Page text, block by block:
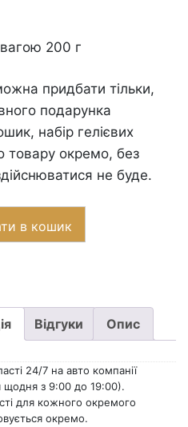
200 г
придбати тільки,
подарунка
набір гелієвих
товару окремо, без
не буде.
в кошик
Відгуки Опис
24/7 на авто компанії
щодня з 9:00 до 19:00).
для кожного окремого
окремо.